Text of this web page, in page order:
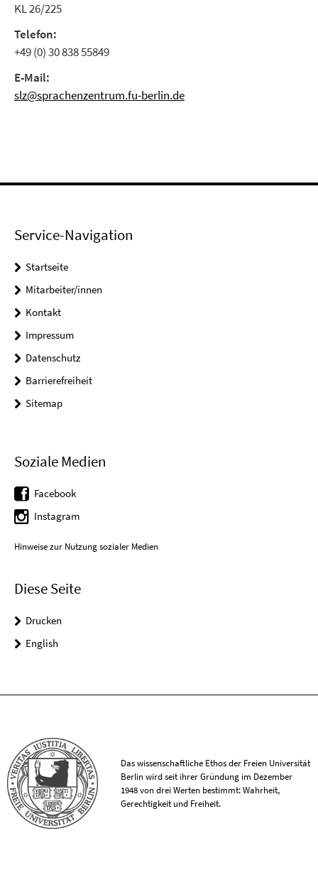
KL 26/225
Telefon:
+49 (0) 30 838 55849
E-Mail:
slz@sprachenzentrum.fu-berlin.de
Service-Navigation
Startseite
Mitarbeiter/innen
Kontakt
Impressum
Datenschutz
Barrierefreiheit
Sitemap
Soziale Medien
Facebook
Instagram
Hinweise zur Nutzung sozialer Medien
Diese Seite
Drucken
English
Das wissenschaftliche Ethos der Freien Universität
Berlin wird seit ihrer Gründung im Dezember
1948 von drei Werten bestimmt: Wahrheit,
Gerechtigkeit und Freiheit.